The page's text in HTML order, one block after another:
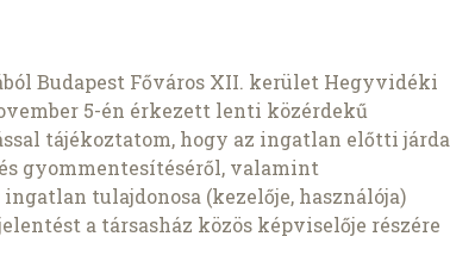
Budapest Főváros XII. kerület Hegyvidéki
5-én érkezett lenti közérdekű
tájékoztatom, hogy az ingatlan előtti járda
gyommentesítéséről, valamint
tulajdonosa (kezelője, használója)
a társasház közös képviselője részére